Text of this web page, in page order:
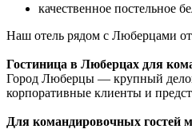
качественное постельное
Наш отель рядом с Люберцами
Гостиница в Люберцах для
Город Люберцы — крупный
корпоративные клиенты и
Для командировочных гостей